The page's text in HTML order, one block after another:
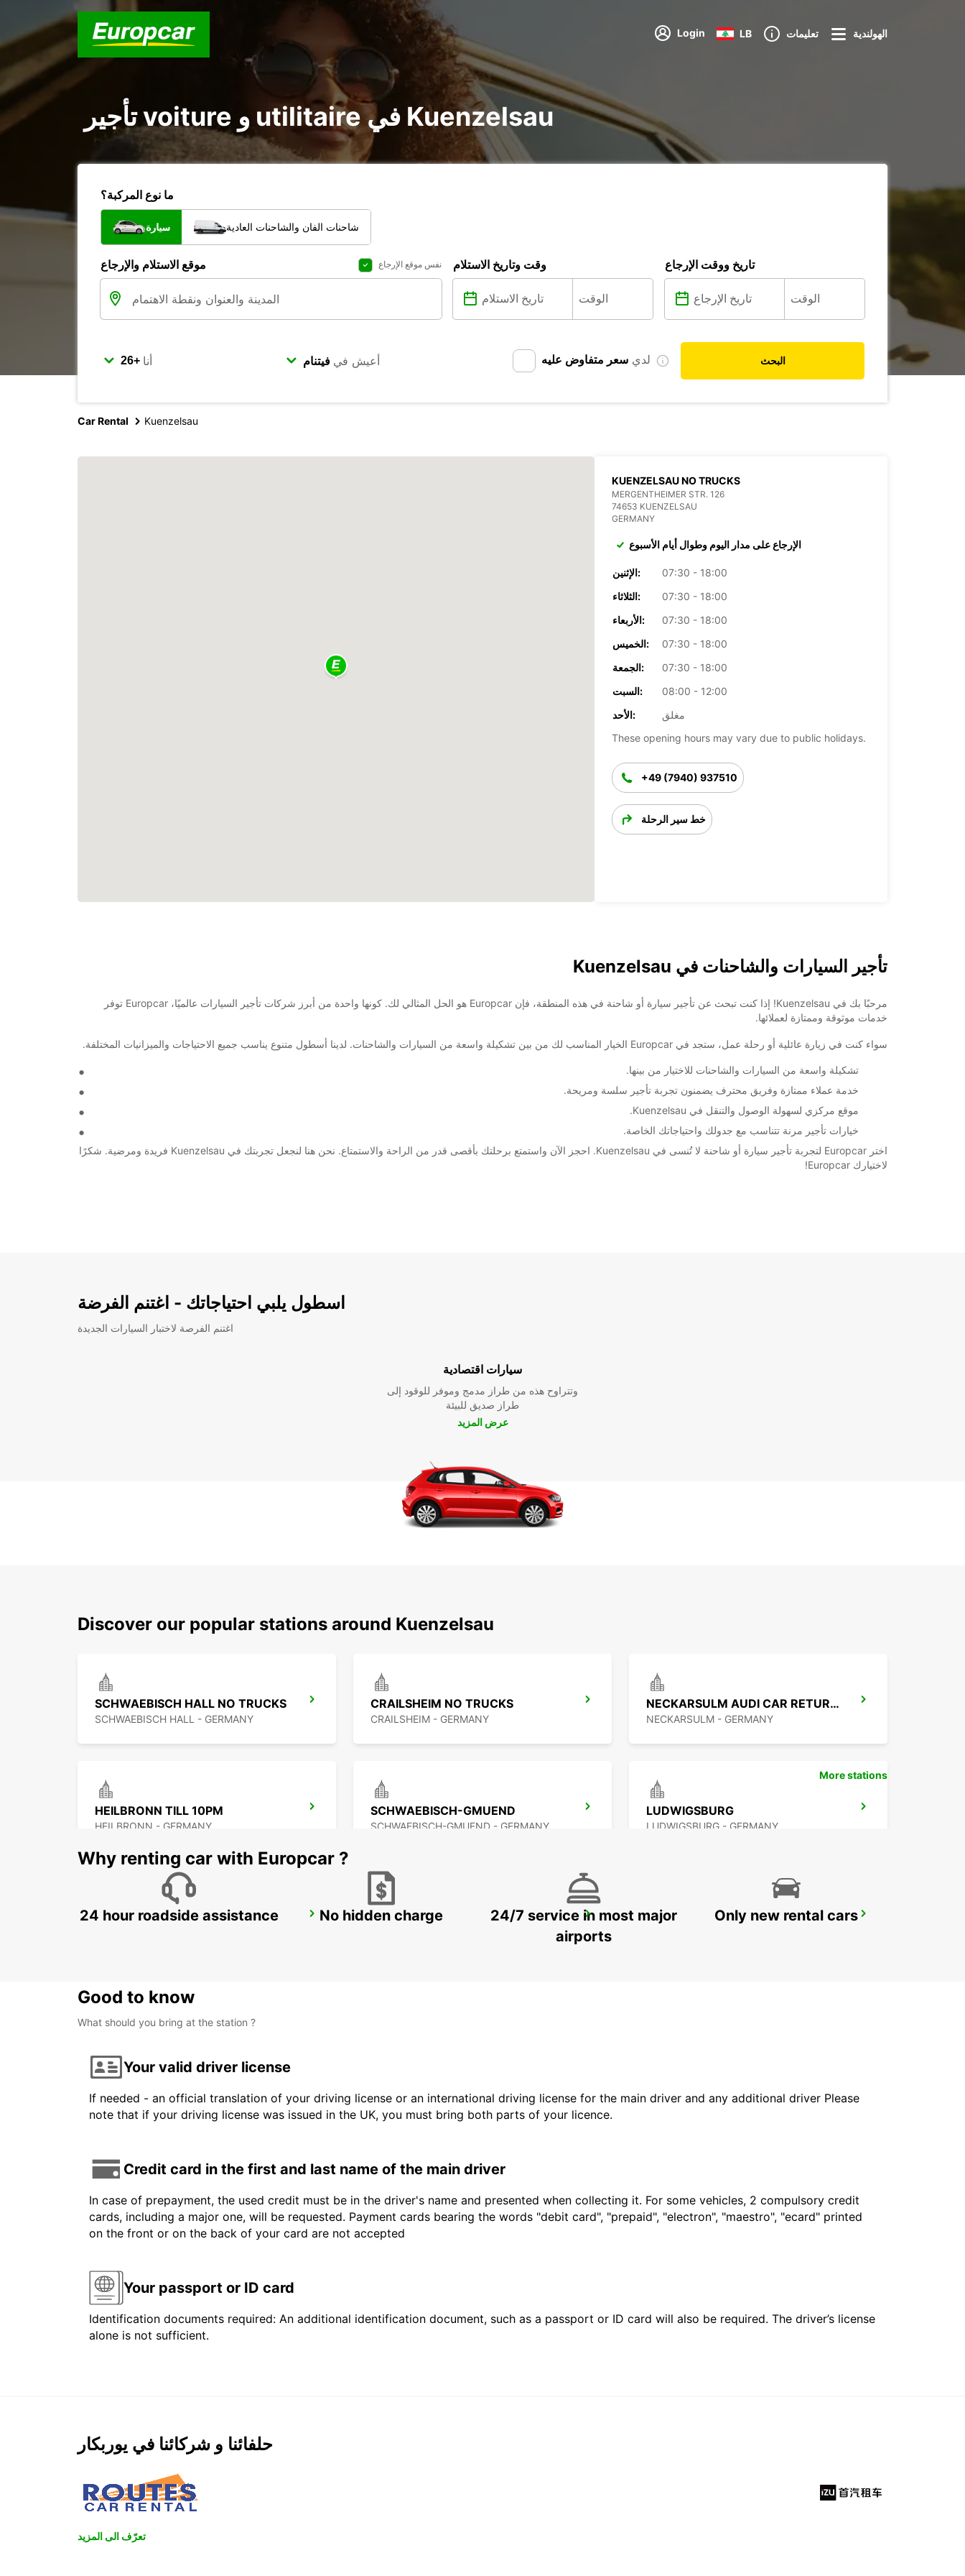
Login LB تعليمات الهولندية
تأجير voiture و utilitaire في Kuenzelsau
ما نوع المركبة؟
سيارة شاحنات الفان والشاحنات العادية
موقع الاستلام والإرجاع نفس موقع الإرجاع وقت وتاريخ الاستلام تاريخ ووقت الإرجاع
أنا أعيش في لدي سعر متفاوض عليه البحث
Car Rental Kuenzelsau
KUENZELSAU NO TRUCKS
MERGENTHEIMER STR. 126
74653 KUENZELSAU
GERMANY
الإرجاع على مدار اليوم وطوال أيام الأسبوع
الإثنين:
07:30 - 18:00
الثلاثاء:
07:30 - 18:00
الأربعاء:
07:30 - 18:00
الخميس:
07:30 - 18:00
الجمعة:
07:30 - 18:00
السبت:
08:00 - 12:00
الأحد:
مغلق
These opening hours may vary due to public holidays.
+49 (7940) 937510
خط سير الرحلة
تأجير السيارات والشاحنات في Kuenzelsau
مرحبًا بك في Kuenzelsau! إذا كنت تبحث عن تأجير سيارة أو شاحنة في هذه المنطقة، فإن Europcar هو الحل المثالي لك. كونها واحدة من أبرز شركات تأجير السيارات عالميًا، Europcar توفر
خدمات موثوقة وممتازة لعملائها.
سواء كنت في زيارة عائلية أو رحلة عمل، ستجد في Europcar الخيار المناسب لك من بين تشكيلة واسعة من السيارات والشاحنات. لدينا أسطول متنوع يناسب جميع الاحتياجات والميزانيات المختلفة.
تشكيلة واسعة من السيارات والشاحنات للاختيار من بينها.
خدمة عملاء ممتازة وفريق محترف يضمنون تجربة تأجير سلسة ومريحة.
موقع مركزي لسهولة الوصول والتنقل في Kuenzelsau.
خيارات تأجير مرنة تتناسب مع جدولك واحتياجاتك الخاصة.
اختر Europcar لتجربة تأجير سيارة أو شاحنة لا تُنسى في Kuenzelsau. احجز الآن واستمتع برحلتك بأقصى قدر من الراحة والاستمتاع. نحن هنا لنجعل تجربتك في Kuenzelsau فريدة ومرضية. شكرًا
لاختيارك Europcar!
اسطول يلبي احتياجاتك - اغتنم الفرضة
اغتنم الفرصة لاختبار السيارات الجديدة
سيارات اقتصادية
وتتراوح هذه من طراز مدمج وموفر للوقود إلى
طراز صديق للبيئة
عرض المزيد
Discover our popular stations around Kuenzelsau
SCHWAEBISCH HALL NO TRUCKS
SCHWAEBISCH HALL - GERMANY
CRAILSHEIM NO TRUCKS
CRAILSHEIM - GERMANY
NECKARSULM AUDI CAR RETURN ONLY
NECKARSULM - GERMANY
HEILBRONN TILL 10PM
HEILBRONN - GERMANY
SCHWAEBISCH-GMUEND
SCHWAEBISCH-GMUEND - GERMANY
LUDWIGSBURG
LUDWIGSBURG - GERMANY
WAIBLINGEN WUERZBURG R&R DEL - NO RETURN! WUERZBURG TILL 12AM
More stations
Why renting car with Europcar ?
24 hour roadside assistance No hidden charge
24/7 service in most major
airports
Only new rental cars
Good to know
What should you bring at the station ?
Your valid driver license
If needed - an official translation of your driving license or an international driving license for the main driver and any additional driver Please
note that if your driving license was issued in the UK, you must bring both parts of your licence.
Credit card in the first and last name of the main driver
In case of prepayment, the used credit must be in the driver's name and presented when collecting it. For some vehicles, 2 compulsory credit
cards, including a major one, will be requested. Payment cards bearing the words "debit card", "prepaid", "electron", "maestro", "ecard" printed
on the front or on the back of your card are not accepted
Your passport or ID card
Identification documents required: An additional identification document, such as a passport or ID card will also be required. The driver’s license
alone is not sufficient.
حلفائنا و شركائنا في يوربكار
تعرّف الى المزيد